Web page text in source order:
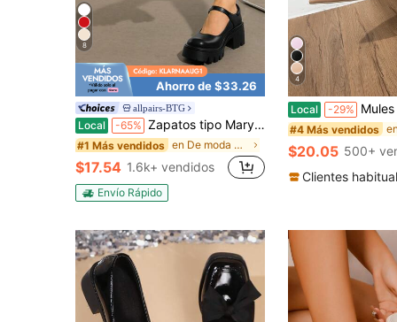
8
Ahorro de $33.26
allpairs-BTG
Local -65% Zapatos tipo Mary Janes para mujer, zapatos de tacón bajo grueso y plataforma con puntera redonda y correa de tobillo, zapatos tipo Oxford
#1 Más vendidos en De moda Bombas De Mujeres
$17.54 1.6k+ vendidos
Envío Rápido
4
Local -29% Mules elegantes para
#4 Más vendidos
$20.05 500+
Clientes